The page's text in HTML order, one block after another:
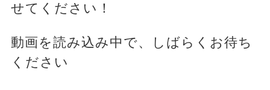
せてください！
動画を読み込み中で、しばらくお待ち
ください